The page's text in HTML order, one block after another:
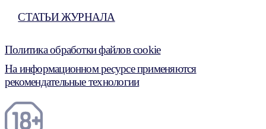
СТАТЬИ ЖУРНАЛА
Политика обработки файлов cookie
На информационном ресурсе применяются
рекомендательные технологии